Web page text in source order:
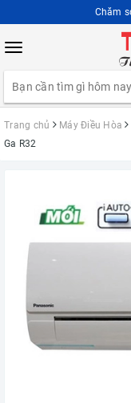
Chăm
Toggle
Trang chủ Máy Điều Hòa
Ga R32